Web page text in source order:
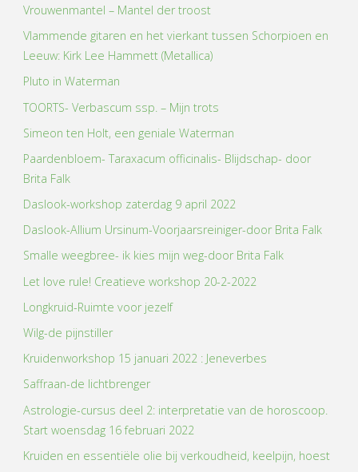
Vrouwenmantel – Mantel der troost
Vlammende gitaren en het vierkant tussen Schorpioen en
Leeuw: Kirk Lee Hammett (Metallica)
Pluto in Waterman
TOORTS- Verbascum ssp. – Mijn trots
Simeon ten Holt, een geniale Waterman
Paardenbloem- Taraxacum officinalis- Blijdschap- door
Brita Falk
Daslook-workshop zaterdag 9 april 2022
Daslook-Allium Ursinum-Voorjaarsreiniger-door Brita Falk
Smalle weegbree- ik kies mijn weg-door Brita Falk
Let love rule! Creatieve workshop 20-2-2022
Longkruid-Ruimte voor jezelf
Wilg-de pijnstiller
Kruidenworkshop 15 januari 2022 : Jeneverbes
Saffraan-de lichtbrenger
Astrologie-cursus deel 2: interpretatie van de horoscoop.
Start woensdag 16 februari 2022
Kruiden en essentiële olie bij verkoudheid, keelpijn, hoest